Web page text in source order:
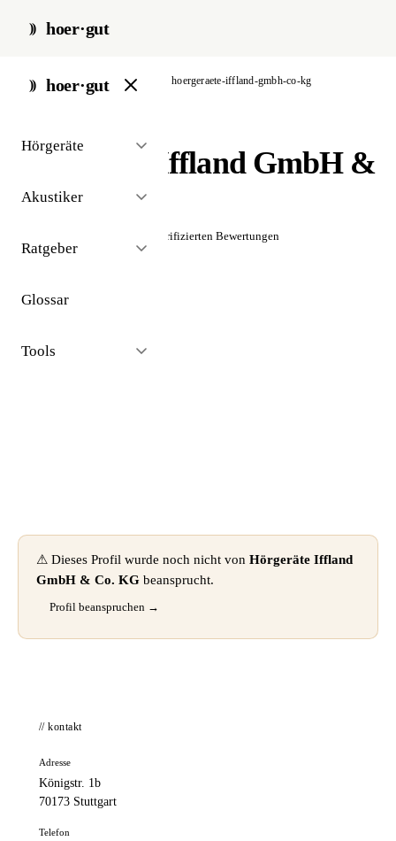
hoer·gut
hoer·gut
Hörgeräte
Akustiker
Ratgeber
Glossar
Tools
start / akustiker / stuttgart hoergeraete-iffland-gmbh-co-kg
Hörgeräte Iffland GmbH &
Co. KG
Noch keine verifizierten Bewertungen
⚠ Dieses Profil wurde noch nicht von Hörgeräte Iffland
GmbH & Co. KG beansprucht.
Profil beanspruchen →
// kontakt
Adresse
Königstr. 1b
70173 Stuttgart
Telefon